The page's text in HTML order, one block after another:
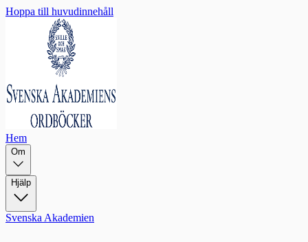
Hoppa till huvudinnehåll
Hem
Om
Hjälp
Svenska Akademien